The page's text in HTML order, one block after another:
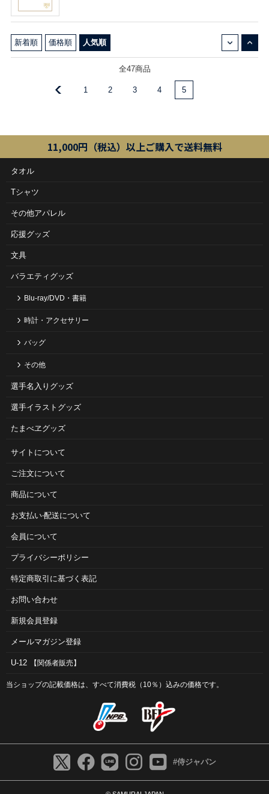
新着順 価格順 人気順
全47商品
1 2 3 4 5
11,000円（税込）以上ご購入で送料無料
タオル
Tシャツ
その他アパレル
応援グッズ
文具
バラエティグッズ
Blu-ray/DVD・書籍
時計・アクセサリー
バッグ
その他
選手名入りグッズ
選手イラストグッズ
たまべヱグッズ
サイトについて
ご注⽂について
商品について
お⽀払い‧配送について
会員について
プライバシーポリシー
特定商取引に基づく表記
お問い合わせ
新規会員登録
メールマガジン登録
U-12 【関係者販売】
当ショップの記載価格は、すべて消費税（10％）込みの価格です。
#侍ジャパン